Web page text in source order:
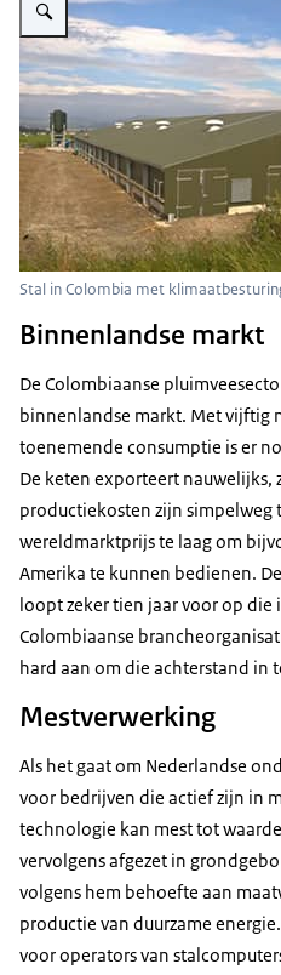
Stal in Colombia met
Binnenlandse markt
De Colombiaanse
binnenlandse markt. Met vijftig
toenemende consumptie is er
De keten exporteert nauwelijks,
productiekosten zijn simpelweg
wereldmarktprijs te laag om
Amerika te kunnen bedienen.
loopt zeker tien jaar voor op
Colombiaanse
hard aan om die achterstand in
Mestverwerking
Als het gaat om Nederlandse
voor bedrijven die actief zijn in
technologie kan mest tot
vervolgens afgezet in
volgens hem behoefte aan
productie van duurzame
voor operators van